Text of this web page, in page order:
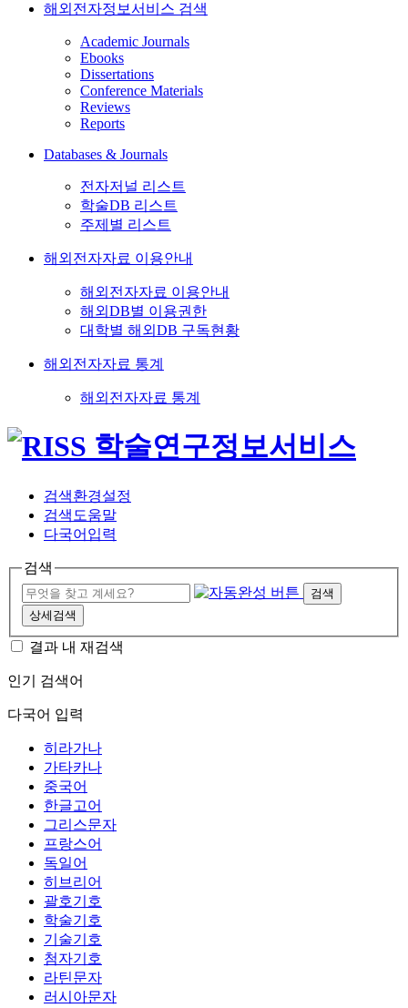
해외전자정보서비스 검색
Academic Journals
Ebooks
Dissertations
Conference Materials
Reviews
Reports
Databases & Journals
전자저널 리스트
학술DB 리스트
주제별 리스트
해외전자자료 이용안내
해외전자자료 이용안내
해외DB별 이용권한
대학별 해외DB 구독현황
해외전자자료 통계
해외전자자료 통계
검색환경설정
검색도움말
다국어입력
검색
검색
상세검색
결과 내 재검색
인기 검색어
다국어 입력
히라가나
가타카나
중국어
한글고어
그리스문자
프랑스어
독일어
히브리어
괄호기호
학술기호
기술기호
첨자기호
라틴문자
러시아문자